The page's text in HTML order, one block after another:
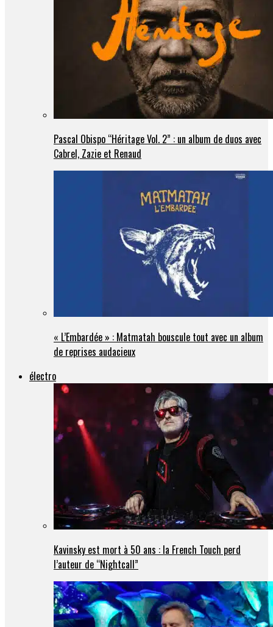
Pascal Obispo “Héritage Vol. 2” : un album de duos avec
Cabrel, Zazie et Renaud
« L’Embardée » : Matmatah bouscule tout avec un album
de reprises audacieux
électro
Kavinsky est mort à 50 ans : la French Touch perd
l’auteur de “Nightcall”